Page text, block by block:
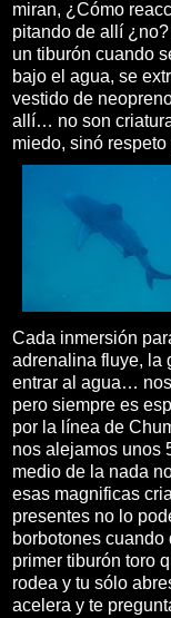
miran, ¿Cómo
pitando de allí
un tiburón cuando
bajo el agua, se
vestido de
allí… no son
miedo, sinó
Cada inmersión
adrenalina fluye, la
entrar al agua…
pero siempre es
por la línea de
nos alejamos unos
medio de la nada
esas magnificas
presentes no lo
borbotones cuando
primer tiburón toro
rodea y tu sólo
acelera y te